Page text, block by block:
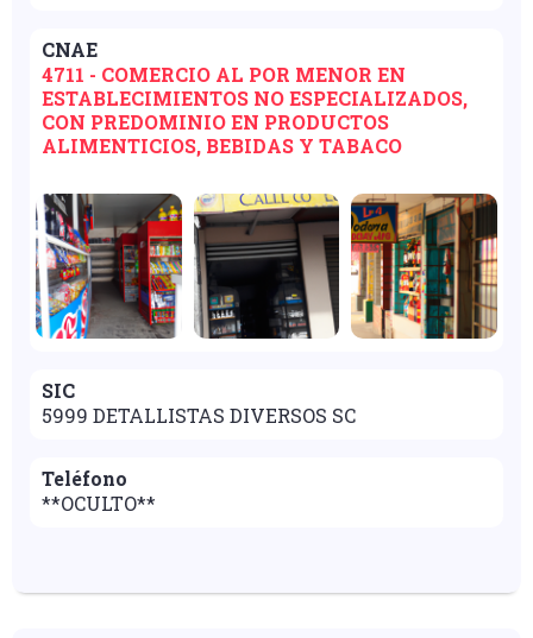
CNAE
4711 - COMERCIO AL POR MENOR EN
ESTABLECIMIENTOS NO ESPECIALIZADOS,
CON PREDOMINIO EN PRODUCTOS
ALIMENTICIOS, BEBIDAS Y TABACO
SIC
5999 DETALLISTAS DIVERSOS SC
Teléfono
**OCULTO**